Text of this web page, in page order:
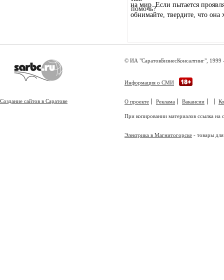
на мир. Если пытается
обнимайте, твердите, что она
© ИА "СаратовБизнесКонсалтинг", 1999
Информация о СМИ
О проекте Реклама Вакансии
При копировании материалов ссылка на
Электрика в Магнитогорске - товары
Создание сайтов в Саратове